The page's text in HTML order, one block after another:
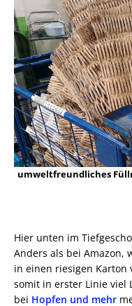
umweltfreundliches
Hier unten im
Anders als bei Amazon,
in einen riesigen Karton
somit in erster Linie viel
bei Hopfen und mehr